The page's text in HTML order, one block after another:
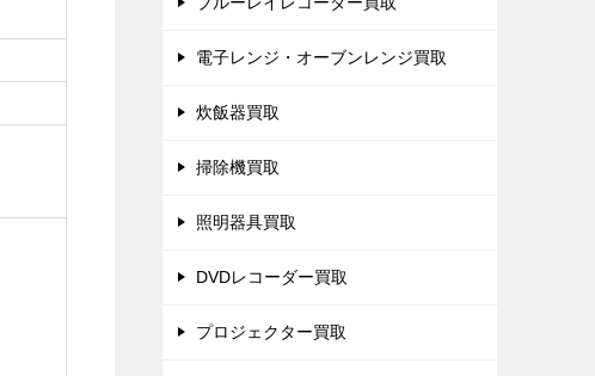
電子レンジ・オーブンレンジ買取
炊飯器買取
掃除機買取
照明器具買取
DVDレコーダー買取
プロジェクター買取